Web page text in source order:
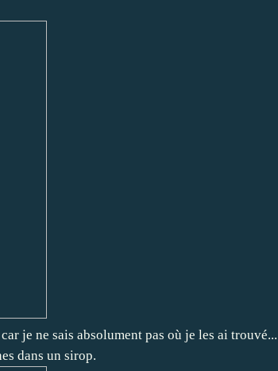
je ne sais absolument pas où je les ai trouvé...
dans un sirop.